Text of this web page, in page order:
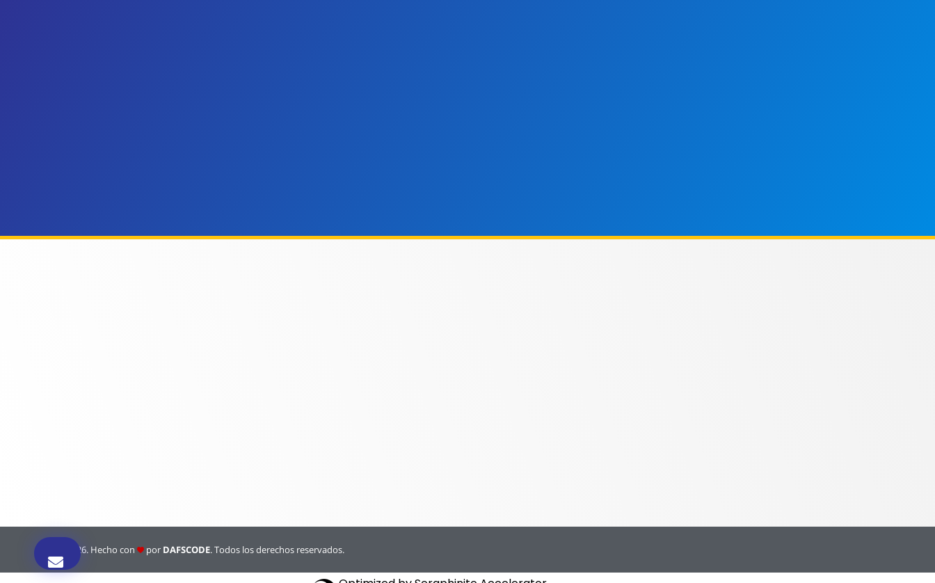
© 2026. Hecho con por DAFSCODE. Todos los derechos reservados.